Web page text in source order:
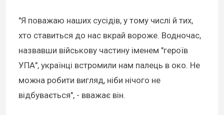
"Я поважаю наших сусідів, у тому числі й тих,
хто ставиться до нас вкрай вороже. Водночас,
назвавши військову частину іменем "героїв
УПА", українці встромили нам палець в око. Не
можна робити вигляд, ніби нічого не
відбувається", - вважає він.